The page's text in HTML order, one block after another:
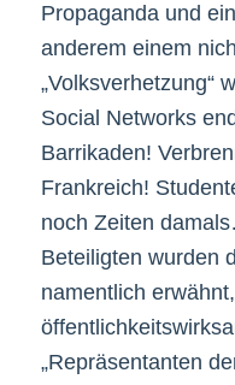
Propaganda und
anderem einem
„Volksverhetzung“
Social Networks
Barrikaden!
Frankreich!
noch Zeiten
Beteiligten wurden
namentlich
„Repräsentanten